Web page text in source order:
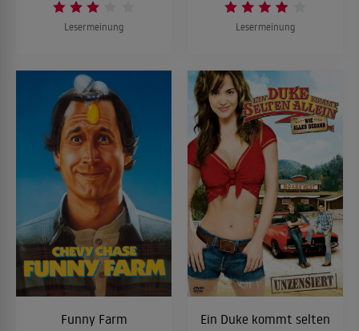
Lesermeinung Lesermeinung
Funny Farm
Ein Duke kommt selten